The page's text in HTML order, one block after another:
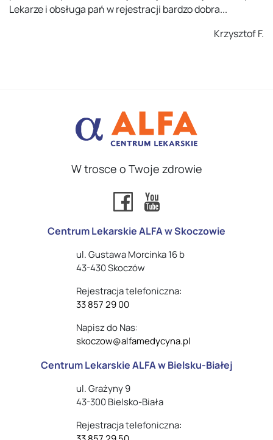
przy rejestracji nie było. Polecam.
Ania K.
W trosce o Twoje zdrowie
Centrum Lekarskie ALFA w Skoczowie
ul. Gustawa Morcinka 16 b
43-430 Skoczów
Rejestracja telefoniczna:
33 857 29 00
Napisz do Nas:
skoczow@alfamedycyna.pl
Centrum Lekarskie ALFA w Bielsku-Białej
ul. Grażyny 9
43-300 Bielsko-Biała
Rejestracja telefoniczna: